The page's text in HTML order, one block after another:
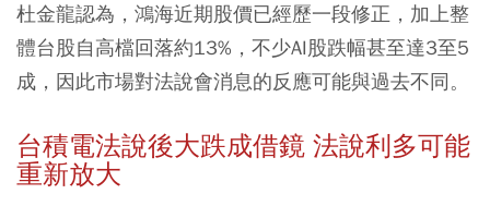
杜金龍認為，鴻海近期股價已經歷一段修正，加上整
體台股自高檔回落約13%，不少AI股跌幅甚至達3至5
成，因此市場對法說會消息的反應可能與過去不同。
台積電法說後大跌成借鏡 法說利多可能
重新放大